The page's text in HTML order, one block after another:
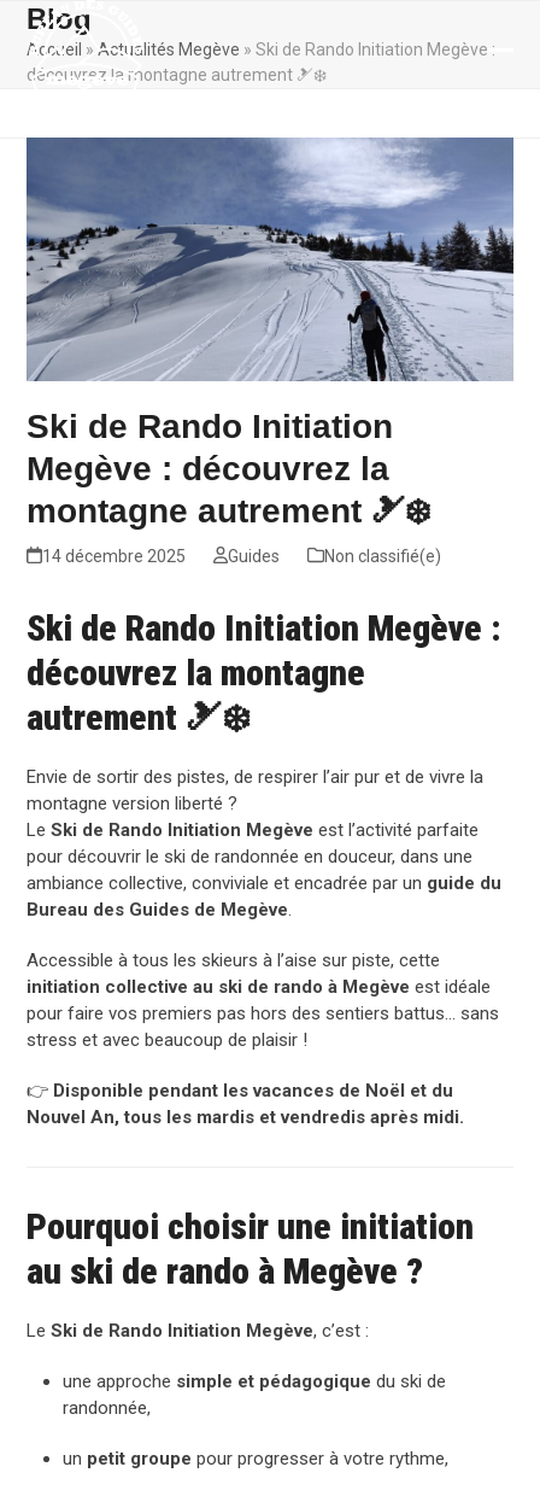
Skip
content
Blog
Accueil »Actualités Megève »Ski de Rando Initiation Megève :
découvrez la montagne autrement 🎿❄️
Ski de Rando Initiation
Megève : découvrez la
montagne autrement 🎿❄️
14 décembre 2025 Guides Non classifié(e)
Ski de Rando Initiation Megève :
découvrez la montagne
autrement 🎿❄️
Envie de sortir des pistes, de respirer l’air pur et de vivre la
montagne version liberté ?
LeSki de Rando Initiation Megève est l’activité parfaite
pour découvrir le ski de randonnée en douceur, dans une
ambiance collective, conviviale et encadrée par un guide du
Bureau des Guides de Megève
Accessible à tous les skieurs à l’aise sur piste, cette
initiation collective au ski de rando à Megève est idéale
pour faire vos premiers pas hors des sentiers battus… sans
stress et avec beaucoup de plaisir !
👉 Disponible pendant les vacances de Noël et du
Nouvel An, tous les mardis et vendredis après midi.
Pourquoi choisir une initiation
au ski de rando à Megève ?
LeSki de Rando Initiation Megève, c’est :
une approche simple et pédagogique du ski de
randonnée,
un petit groupe pour progresser à votre rythme,